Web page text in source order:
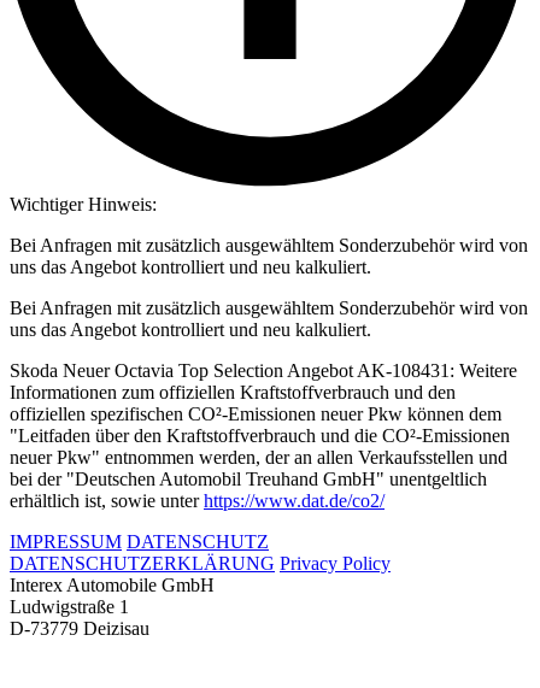
Wichtiger Hinweis:
Bei Anfragen mit zusätzlich ausgewähltem Sonderzubehör wird von
uns das Angebot kontrolliert und neu kalkuliert.
Bei Anfragen mit zusätzlich ausgewähltem Sonderzubehör wird von
uns das Angebot kontrolliert und neu kalkuliert.
Skoda Neuer Octavia Top Selection Angebot AK-108431: Weitere
Informationen zum offiziellen Kraftstoffverbrauch und den
offiziellen spezifischen CO²-Emissionen neuer Pkw können dem
"Leitfaden über den Kraftstoffverbrauch und die CO²-Emissionen
neuer Pkw" entnommen werden, der an allen Verkaufsstellen und
bei der "Deutschen Automobil Treuhand GmbH" unentgeltlich
erhältlich ist, sowie unterhttps://www.dat.de/co2/
IMPRESSUM DATENSCHUTZ
DATENSCHUTZERKLÄRUNG Privacy Policy
Interex Automobile GmbH
Ludwigstraße 1
D-73779 Deizisau